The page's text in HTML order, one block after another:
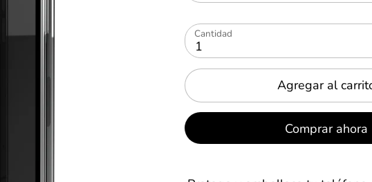
Cantidad
1
Agregar al
Comprar ahora